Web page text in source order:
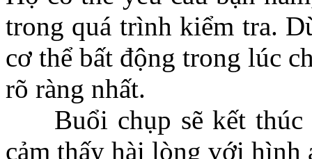
trong quá trình kiểm tra.
cơ thể bất động trong lúc
rõ ràng nhất.
Buổi chụp sẽ kết thúc
cảm thấy hài lòng với hình